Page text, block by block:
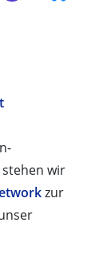
wir
zur